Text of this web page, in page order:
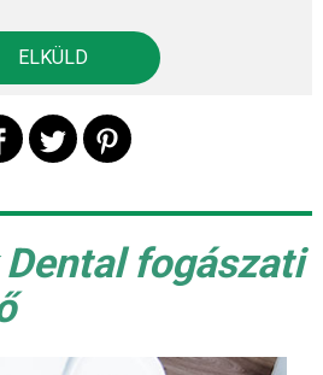
Dental fogászati